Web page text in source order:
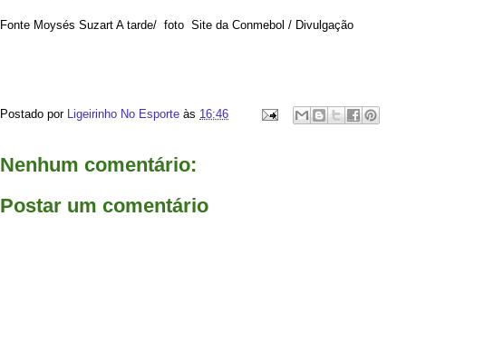
Fonte Moysés Suzart A tarde/ foto Site da Conmebol / Divulgação
Postado por Ligeirinho No Esporte às 16:46
Nenhum comentário:
Postar um comentário